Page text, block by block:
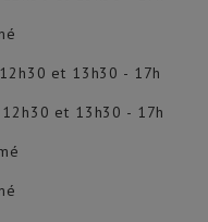
et 13h30 - 17h
12h30 et 13h30 - 17h